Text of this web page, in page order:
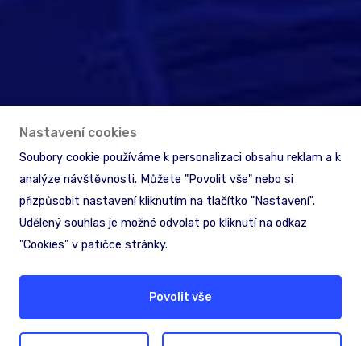
Nastavení cookies
Soubory cookie používáme k personalizaci obsahu reklam a k
analýze návštěvnosti. Můžete "Povolit vše" nebo si
přizpůsobit nastavení kliknutím na tlačítko "Nastavení".
Udělený souhlas je možné odvolat po kliknutí na odkaz
"Cookies" v patičce stránky.
Povolit vše